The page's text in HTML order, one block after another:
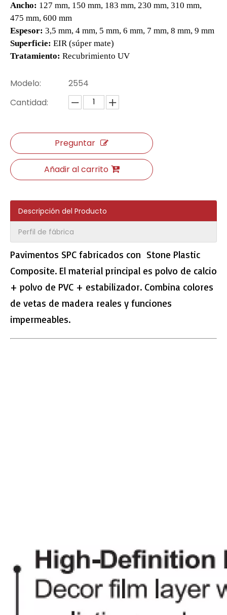
Ancho: 127 mm, 150 mm, 183 mm, 230 mm, 310 mm,
475 mm, 600 mm
Espesor: 3,5 mm, 4 mm, 5 mm, 6 mm, 7 mm, 8 mm, 9 mm
Superficie: EIR (súper mate)
Tratamiento: Recubrimiento UV
Modelo:
2554
Cantidad:
Preguntar
Añadir al carrito
Descripción del Producto
Perfil de fábrica
Pavimentos SPC fabricados con Stone Plastic
Composite. El material principal es polvo de calcio
+ polvo de PVC + estabilizador. Combina colores
de vetas de madera reales y funciones
impermeables.